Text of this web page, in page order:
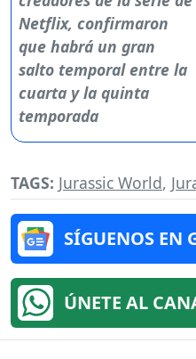
TAGS: Jurassic World,
SÍGUENOS EN
ÚNETE AL